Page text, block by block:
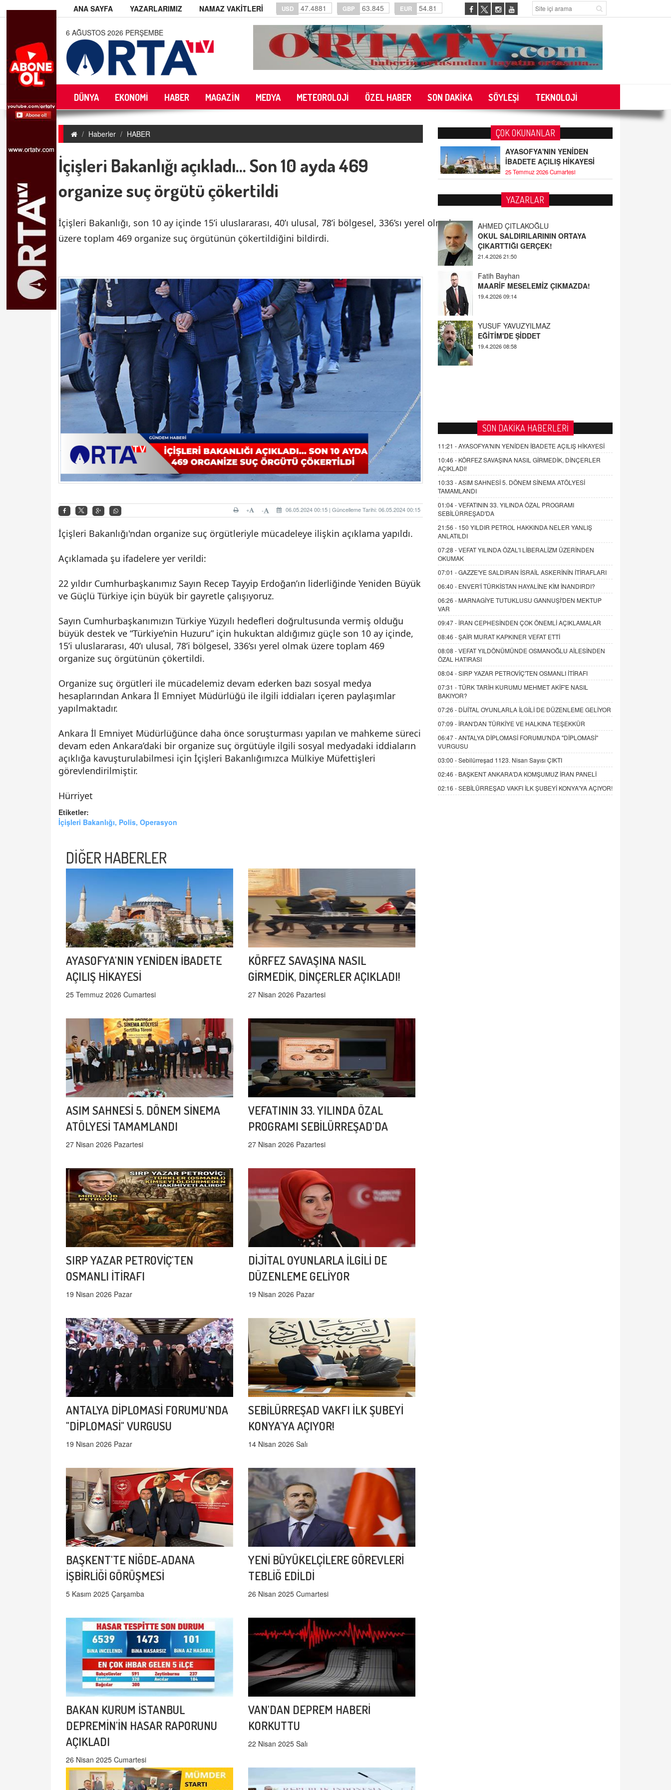
ANA SAYFA YAZARLARIMIZ NAMAZ VAKİTLERİ USD 47.4881 GBP 63.845 EUR 54.81
6 AĞUSTOS 2026 PERŞEMBE
DÜNYA EKONOMİ HABER MAGAZİN MEDYA METEOROLOJİ ÖZEL HABER SON DAKİKA SÖYLEŞİ TEKNOLOJİ
Haberler HABER
İçişleri Bakanlığı açıkladı... Son 10 ayda 469
organize suç örgütü çökertildi
İçişleri Bakanlığı, son 10 ay içinde 15’i uluslararası, 40’ı ulusal, 78’i bölgesel, 336’sı yerel olmak
üzere toplam 469 organize suç örgütünün çökertildiğini bildirdi.
06.05.2024 00:15 | Güncelleme Tarihi: 06.05.2024 00:15
-
+
İçişleri Bakanlığı'ndan organize suç örgütleriyle mücadeleye ilişkin açıklama yapıldı.
Açıklamada şu ifadelere yer verildi:
22 yıldır Cumhurbaşkanımız Sayın Recep Tayyip Erdoğan’ın liderliğinde Yeniden Büyük
ve Güçlü Türkiye için büyük bir gayretle çalışıyoruz.
Sayın Cumhurbaşkanımızın Türkiye Yüzyılı hedefleri doğrultusunda vermiş olduğu
büyük destek ve “Türkiye’nin Huzuru” için hukuktan aldığımız güçle son 10 ay içinde,
15’i uluslararası, 40’ı ulusal, 78’i bölgesel, 336’sı yerel olmak üzere toplam 469
organize suç örgütünün çökertildi.
Organize suç örgütleri ile mücadelemiz devam ederken bazı sosyal medya
hesaplarından Ankara İl Emniyet Müdürlüğü ile ilgili iddiaları içeren paylaşımlar
yapılmaktadır.
Ankara İl Emniyet Müdürlüğünce daha önce soruşturması yapılan ve mahkeme süreci
devam eden Ankara’daki bir organize suç örgütüyle ilgili sosyal medyadaki iddiaların
açıklığa kavuşturulabilmesi için İçişleri Bakanlığımızca Mülkiye Müfettişleri
görevlendirilmiştir.
Hürriyet
Etiketler:
İçişleri Bakanlığı, Polis, Operasyon
DİĞER HABERLER
AYASOFYA'NIN YENİDEN İBADETE
AÇILIŞ HİKAYESİ
25 Temmuz 2026 Cumartesi
KÖRFEZ SAVAŞINA NASIL
GİRMEDİK, DİNÇERLER AÇIKLADI!
27 Nisan 2026 Pazartesi
ASIM SAHNESİ 5. DÖNEM SİNEMA
ATÖLYESİ TAMAMLANDI
27 Nisan 2026 Pazartesi
VEFATININ 33. YILINDA ÖZAL
PROGRAMI SEBİLÜRREŞAD'DA
27 Nisan 2026 Pazartesi
SIRP YAZAR PETROVİÇ'TEN
OSMANLI İTİRAFI
19 Nisan 2026 Pazar
DİJİTAL OYUNLARLA İLGİLİ DE
DÜZENLEME GELİYOR
19 Nisan 2026 Pazar
ANTALYA DİPLOMASİ FORUMU'NDA
"DİPLOMASİ" VURGUSU
19 Nisan 2026 Pazar
SEBİLÜRREŞAD VAKFI İLK ŞUBEYİ
KONYA'YA AÇIYOR!
14 Nisan 2026 Salı
BAŞKENT'TE NİĞDE-ADANA
İŞBİRLİĞİ GÖRÜŞMESİ
5 Kasım 2025 Çarşamba
YENİ BÜYÜKELÇİLERE GÖREVLERİ
TEBLİĞ EDİLDİ
26 Nisan 2025 Cumartesi
BAKAN KURUM İSTANBUL
DEPREMİN'İN HASAR RAPORUNU
AÇIKLADI
26 Nisan 2025 Cumartesi
VAN'DAN DEPREM HABERİ
KORKUTTU
22 Nisan 2025 Salı
ÇOK OKUNANLAR
AYASOFYA'NIN YENİDEN
İBADETE AÇILIŞ HİKAYESİ
25 Temmuz 2026 Cumartesi
YAZARLAR
AHMED ÇITLAKOĞLU
OKUL SALDIRILARININ ORTAYA
ÇIKARTTIĞI GERÇEK!
21.4.2026 21:50
Fatih Bayhan
MAARİF MESELEMİZ ÇIKMAZDA!
19.4.2026 09:14
YUSUF YAVUZYILMAZ
EĞİTİM'DE ŞİDDET
19.4.2026 08:58
SON DAKİKA HABERLERİ
11:21 -AYASOFYA'NIN YENİDEN İBADETE AÇILIŞ HİKAYESİ
10:46 - KÖRFEZ SAVAŞINA NASIL GİRMEDİK, DİNÇERLER
AÇIKLADI!
10:33 -ASIM SAHNESİ 5. DÖNEM SİNEMA ATÖLYESİ
TAMAMLANDI
01:04 -VEFATININ 33. YILINDA ÖZAL PROGRAMI
SEBİLÜRREŞAD'DA
21:56 - 150 YILDIR PETROL HAKKINDA NELER YANLIŞ
ANLATILDI
07:28 -VEFAT YILINDA ÖZAL'I LİBERALİZM ÜZERİNDEN
OKUMAK
07:01 -GAZZE'YE SALDIRAN İSRAİL ASKERİNİN İTİRAFLARI
06:40 - ENVER'İ TÜRKİSTAN HAYALİNE KİM İNANDIRDI?
06:26 - MARNAGİYE TUTUKLUSU GANNUŞİ'DEN MEKTUP
VAR
09:47 - İRAN CEPHESİNDEN ÇOK ÖNEMLİ AÇIKLAMALAR
08:46 -ŞAİR MURAT KAPKINER VEFAT ETTİ
08:08 -VEFAT YILDÖNÜMÜNDE OSMANOĞLU AİLESİNDEN
ÖZAL HATIRASI
08:04 -SIRP YAZAR PETROVİÇ'TEN OSMANLI İTİRAFI
07:31 -TÜRK TARİH KURUMU MEHMET AKİF'E NASIL
BAKIYOR?
07:26 - DİJİTAL OYUNLARLA İLGİLİ DE DÜZENLEME GELİYOR
07:09 - İRAN'DAN TÜRKİYE VE HALKINA TEŞEKKÜR
06:47 -ANTALYA DİPLOMASİ FORUMU'NDA "DİPLOMASİ"
VURGUSU
03:00 -Sebilürreşad 1123. Nisan Sayısı ÇIKTI
02:46 - BAŞKENT ANKARA'DA KOMŞUMUZ İRAN PANELİ
02:16 -SEBİLÜRREŞAD VAKFI İLK ŞUBEYİ KONYA'YA AÇIYOR!